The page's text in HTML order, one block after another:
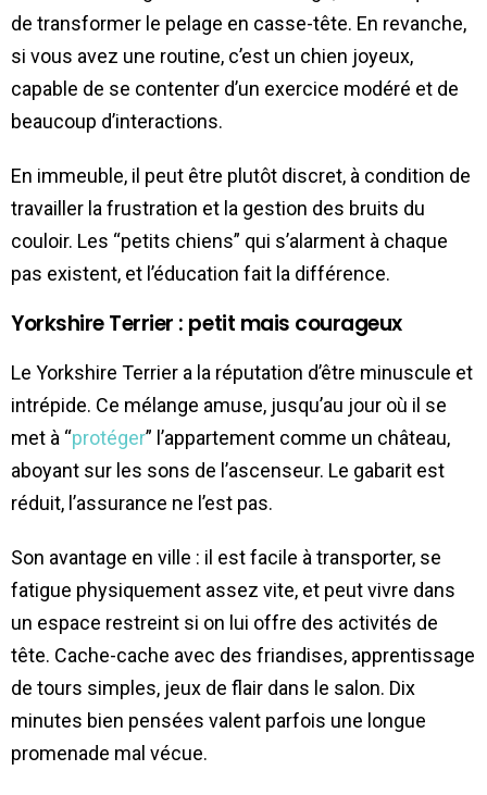
de transformer le pelage en casse-tête. En revanche,
si vous avez une routine, c’est un chien joyeux,
capable de se contenter d’un exercice modéré et de
beaucoup d’interactions.
En immeuble, il peut être plutôt discret, à condition de
travailler la frustration et la gestion des bruits du
couloir. Les “petits chiens” qui s’alarment à chaque
pas existent, et l’éducation fait la différence.
Yorkshire Terrier : petit mais courageux
Le Yorkshire Terrier a la réputation d’être minuscule et
intrépide. Ce mélange amuse, jusqu’au jour où il se
met à “protéger” l’appartement comme un château,
aboyant sur les sons de l’ascenseur. Le gabarit est
réduit, l’assurance ne l’est pas.
Son avantage en ville : il est facile à transporter, se
fatigue physiquement assez vite, et peut vivre dans
un espace restreint si on lui offre des activités de
tête. Cache-cache avec des friandises, apprentissage
de tours simples, jeux de flair dans le salon. Dix
minutes bien pensées valent parfois une longue
promenade mal vécue.